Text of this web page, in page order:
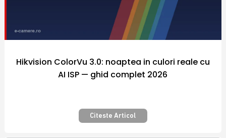
Nicaieri altundeva siguranta nu a costat atat
de putin! Securizarea bunurilor pe care le
detinem este importanta pentru fiecare
dintre noi.
Camera video supraveghere – Pentru
Hikvision ColorVu 3.0: noaptea in culori reale cu
AI ISP — ghid complet 2026
Citeste Articol